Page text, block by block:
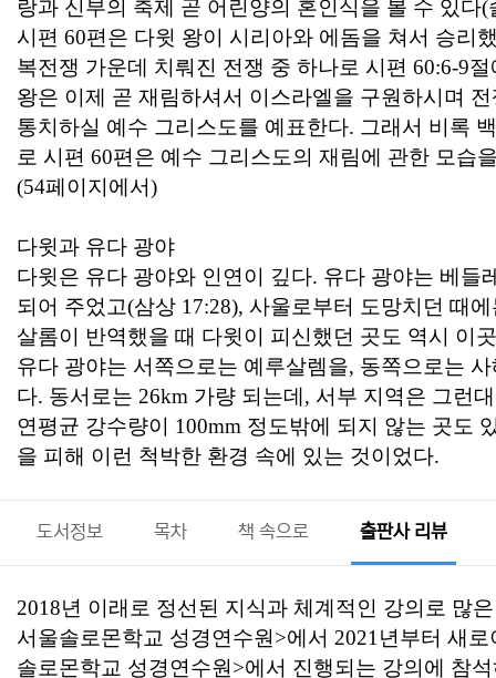
랑과 신부의 축제 곧 어린양의 혼인식을 볼 수 있다(
시편 60편은 다윗 왕이 시리아와 에돔을 쳐서 승리
복전쟁 가운데 치뤄진 전쟁 중 하나로 시편 60:6-9절
왕은 이제 곧 재림하셔서 이스라엘을 구원하시며
통치하실 예수 그리스도를 예표한다. 그래서 비록
로 시편 60편은 예수 그리스도의 재림에 관한 모습
(54페이지에서)
다윗과 유다 광야
다윗은 유다 광야와 인연이 깊다. 유다 광야는 베들
되어 주었고(삼상 17:28), 사울로부터 도망치던 때
살롬이 반역했을 때 다윗이 피신했던 곳도 역시 이
유다 광야는 서쪽으로는 예루살렘을, 동쪽으로는
다. 동서로는 26km 가량 되는데 , 서부 지역은 그런
연평균 강수량이 100mm 정도밖에 되지 않는 곳도
을 피해 이런 척박한 환경 속에 있는 것이었다.
도서정보 목차 책 속으로 출판사 리뷰
2018년 이래로 정선된 지식과 체계적인 강의로 많
서울솔로몬학교 성경연수원 >에서 2021 년부터 새
솔로몬학교 성경연수원 >에서 진행되는 강의에 참